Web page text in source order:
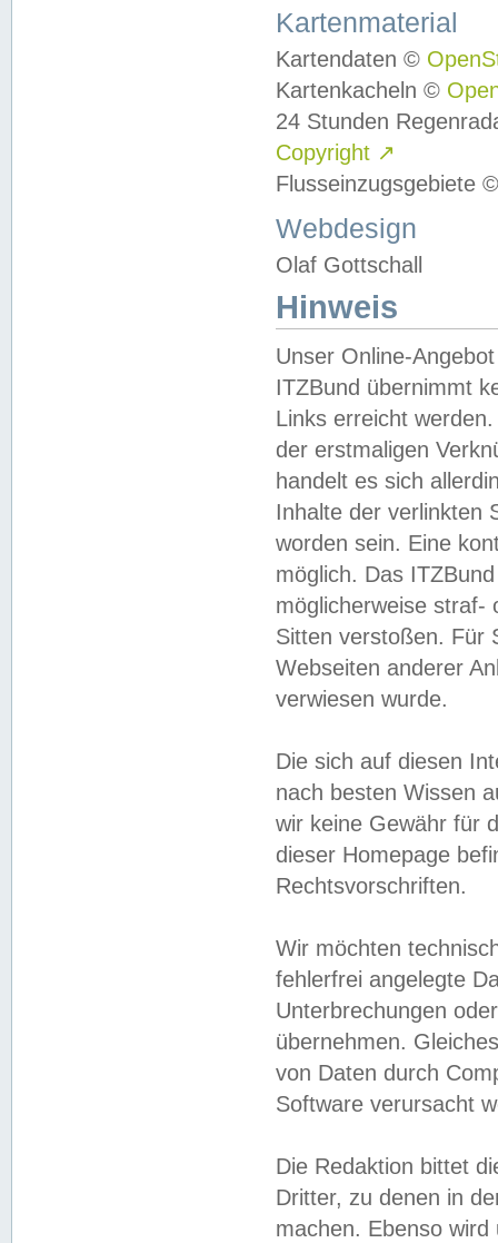
Kartenmaterial
Kartendaten ©
Kartenkacheln ©
24 Stunden
Copyright ↗
Flusseinzugsgebiete
Webdesign
Olaf Gottschall
Hinweis
Unser Online-
ITZBund übernimmt
Links erreicht
der erstmaligen
handelt es sich
Inhalte der verlinkten
worden sein. Eine
möglich. Das
möglicherweise straf-
Sitten verstoßen. Für
Webseiten anderer
verwiesen wurde.
Die sich auf diesen
nach besten Wissen
wir keine Gewähr für
dieser Homepage
Rechtsvorschriften.
Wir möchten
fehlerfrei angelegte
Unterbrechungen
übernehmen.
von Daten durch
Software verursacht
Die Redaktion bittet
Dritter, zu denen in
machen. Ebenso